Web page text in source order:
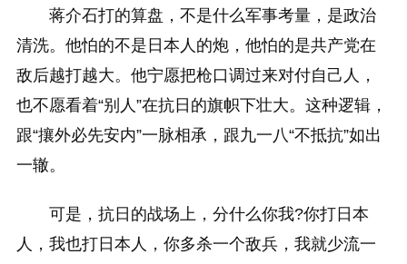
蒋介石打的算盘，不是什么军事考量，是政治
清洗。他怕的不是日本人的炮，他怕的是共产党在
敌后越打越大。他宁愿把枪口调过来对付自己人，
也不愿看着“别人”在抗日的旗帜下壮大。这种逻辑，
跟“攘外必先安内”一脉相承，跟九一八“不抵抗”如出
一辙。
可是，抗日的战场上，分什么你我?你打日本
人，我也打日本人，你多杀一个敌兵，我就少流一